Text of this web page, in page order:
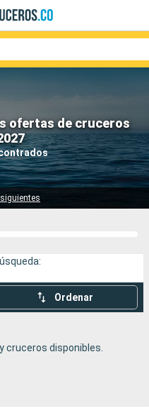
ofertas de cruceros
Buscar
Ordenar
cruceros disponibles.